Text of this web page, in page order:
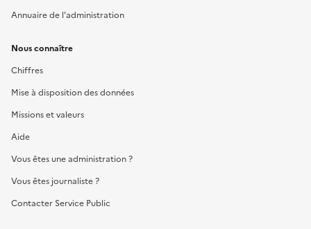
Annuaire de l'administration
Nous connaître
Chiffres
Mise à disposition des données
Missions et valeurs
Aide
Vous êtes une administration ?
Vous êtes journaliste ?
Contacter Service Public